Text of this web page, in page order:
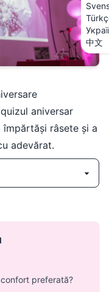
中文
aniversar
râsete și a
adevărat.
preferată?